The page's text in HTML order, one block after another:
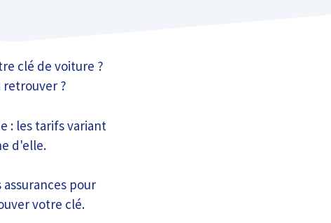
clé de voiture ?
retrouver ?
: les tarifs variant
d'elle.
pour
votre clé.